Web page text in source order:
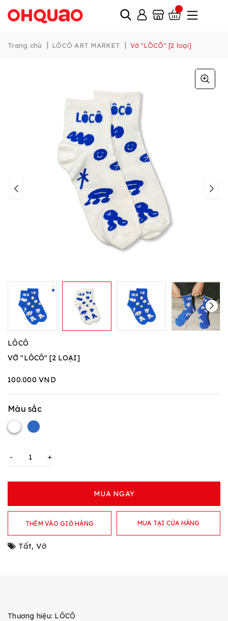
Trang chủ | LÔCÔ ART MARKET | Vớ "LÔCÔ" [2 loại]
LÔCÔ
VỚ "LÔCÔ" [2 LOẠI]
100.000 VND
Màu sắc
- +
MUA NGAY
THÊM VÀO GIỎ HÀNG MUA TẠI CỬA HÀNG
Tất, Vớ
Thương hiệu: LÔCÔ